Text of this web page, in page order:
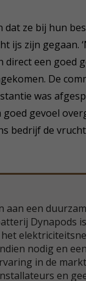
dat ze bij hun
ijs zijn
direct een goed
De
was
gevoel
bedrijf de
aan een
Dynapods
nodig en
in de
en